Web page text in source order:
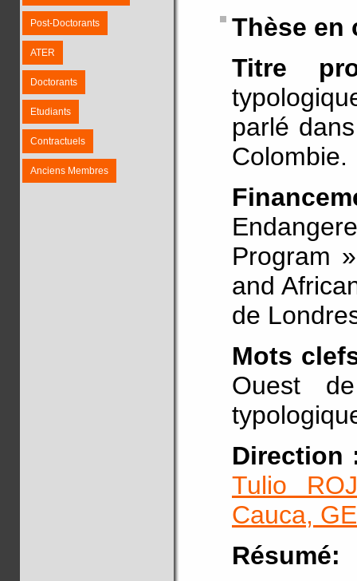
Post-Doctorants
ATER
Doctorants
Etudiants
Contractuels
Anciens Membres
Thèse en
Titre
parlé
Colombie.
Program
and
de
Mots
Ouest
Direction
Tulio
Cauca,
Résumé: